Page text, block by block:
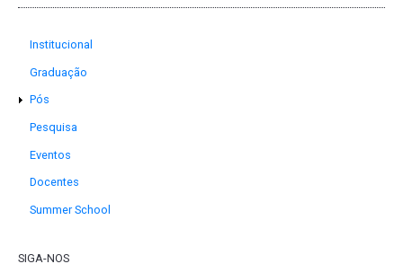
Institucional
Graduação
Pós
Pesquisa
Eventos
Docentes
Summer School
SIGA-NOS